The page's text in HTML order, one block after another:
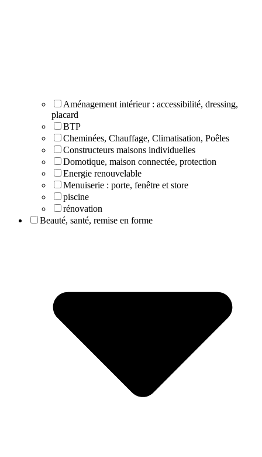
Aménagement intérieur : accessibilité, dressing,
placard
BTP
Cheminées, Chauffage, Climatisation, Poêles
Constructeurs maisons individuelles
Domotique, maison connectée, protection
Energie renouvelable
Menuiserie : porte, fenêtre et store
piscine
rénovation
Beauté, santé, remise en forme